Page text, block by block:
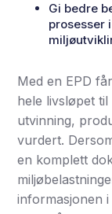
Gi bedre
prosesser
Med en EPD
hele livsløpet
utvinning,
vurdert.
en komplett
informasjonen i